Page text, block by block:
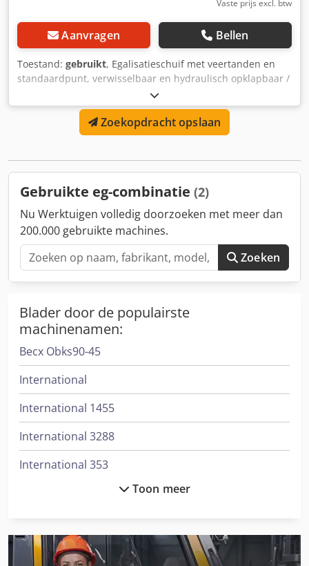
Vaste prijs excl. btw
Aanvragen Bellen
Toestand: gebruikt, Egalisatieschuif met veertanden en
standaardpunt, verwisselbaar en hydraulisch opklapbaar /
dubbele kruimelrol met mechanische diepte-instelling /
verlichting / aanhangerkoppeling categorie II / III.
Dedpfxstt Daco AgpsckZoekopdracht opslaan
Gebruikte eg-combinatie (2)
Nu Werktuigen volledig doorzoeken met meer dan
200.000 gebruikte machines.
Zoeken
Blader door de populairste
machinenamen:
Becx Obks90-45
International
International 1455
International 3288
International 353
International 433
Toon meer